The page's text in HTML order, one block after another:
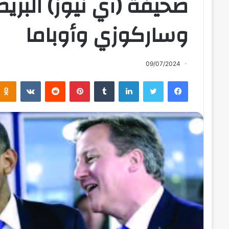
وساركوزي وأوباما
09/07/2024
فيسبوك تويتر لينكدإن ‏Tumblr بينتيريست
‏Reddit
‏VKontakte